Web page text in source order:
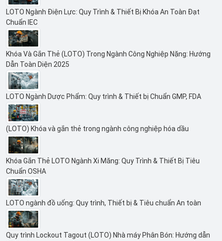
LOTO Ngành Điện Lực: Quy Trình & Thiết Bị Khóa An Toàn Đạt
Chuẩn IEC
Khóa Và Gắn Thẻ (LOTO) Trong Ngành Công Nghiệp Nặng: Hướng
Dẫn Toàn Diện 2025
LOTO Ngành Dược Phẩm: Quy trình & Thiết bị Chuẩn GMP, FDA
(LOTO) Khóa và gắn thẻ trong ngành công nghiệp hóa dầu
Khóa Gắn Thẻ LOTO Ngành Xi Măng: Quy Trình & Thiết Bị Tiêu
Chuẩn OSHA
LOTO ngành đồ uống: Quy trình, Thiết bị & Tiêu chuẩn An toàn
Quy trình Lockout Tagout (LOTO) Nhà máy Phân Bón: Hướng dẫn